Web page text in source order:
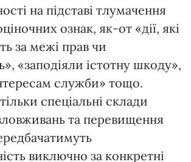
на підставі тлумачення
ознак, як-от «дії, які
за межі прав чи
«заподіяли істотну шкоду»,
служби» тощо.
спеціальні склади
та перевищення
виключно за конкретні